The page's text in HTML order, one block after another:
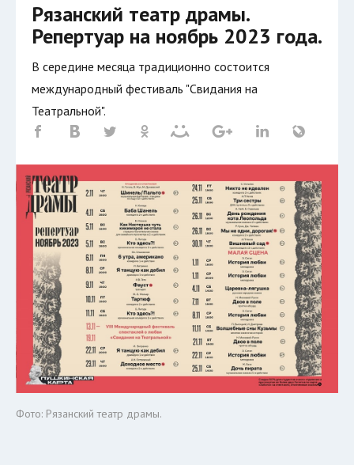
Рязанский театр драмы.
Репертуар на ноябрь 2023 года.
В середине месяца традиционно состоится
международный фестиваль "Свидания на
Театральной".
Фото: Рязанский театр драмы.